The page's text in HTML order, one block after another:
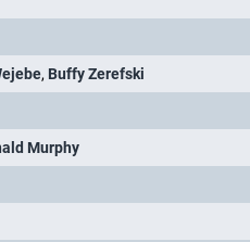
, Buffy Zerefski
Murphy